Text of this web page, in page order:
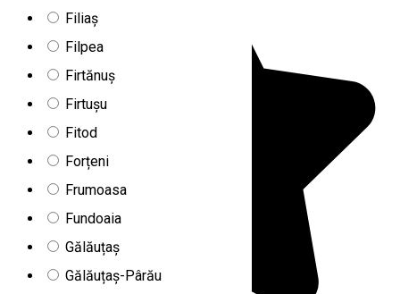
Filiaș
Filpea
Firtănuș
Firtușu
Fitod
Forțeni
Frumoasa
Fundoaia
Gălăuțaș
Gălăuțaș-Pârău